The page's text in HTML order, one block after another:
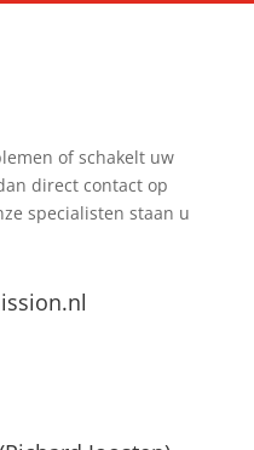
of schakelt uw
direct contact op
specialisten staan u